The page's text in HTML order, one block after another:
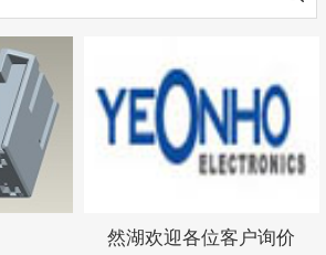
然湖欢迎各位客户询价